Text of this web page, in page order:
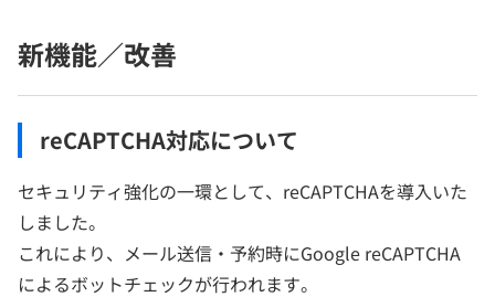
新機能／改善
reCAPTCHA対応について
セキュリティ強化の一環として、reCAPTCHAを導入いた
しました。
これにより、メール送信・予約時にGoogle reCAPTCHA
によるボットチェックが行われます。